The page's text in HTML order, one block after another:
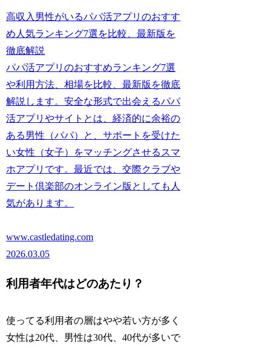
高収入男性がいるパパ活アプリのおすす
め人気ランキング7選を比較、最新版を
徹底解説
パパ活アプリのおすすめランキング7選
や利用方法、相場を比較、最新版を徹底
解説します。安全な形式で出会えるパパ
活アプリやサイトとは、経済的に余裕の
ある男性（パパ）と、サポートを受けた
い女性（女子）をマッチングさせるスマ
ホアプリです。最近では、交際クラブや
デート倶楽部のオンライン版としても人
気があります。
www.castledating.com
2026.03.05
利用者年代はどのあたり？
使ってる利用者の層はやや若い方が多く
女性は20代、男性は30代、40代が多いで